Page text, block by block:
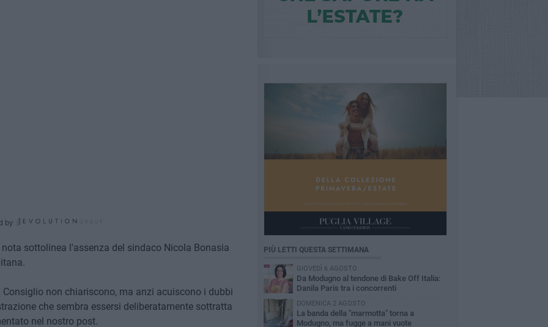
by
sottolinea l'assenza del sindaco Nicola Bonasia
non chiariscono, ma anzi acuiscono i dubbi
che sembra essersi deliberatamente sottratta
nel nostro post.
PIÙ LETTI QUESTA SETTIMANA
GIOVEDÌ 6 AGOSTO
Da Modugno al tendone di Bake Off Italia:
Danila Paris tra i concorrenti
DOMENICA 2 AGOSTO
La banda della "marmotta" torna a
Modugno, ma fugge a mani vuote